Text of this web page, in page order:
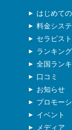
はじめて
プロモー
料金シス
イベント
セラピスト
メディア
ランキング
全国ラン
口コミ
お知らせ